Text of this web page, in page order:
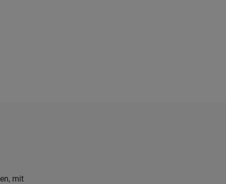
mit